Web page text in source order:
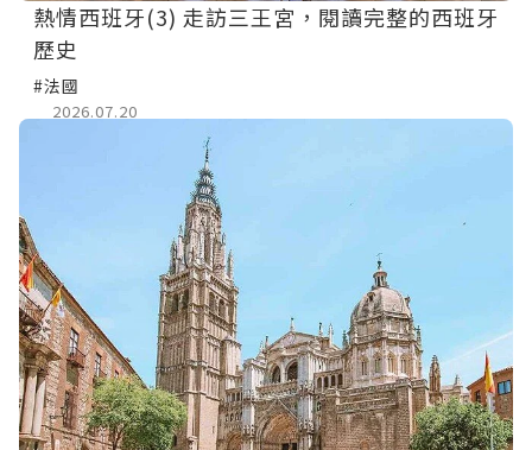
熱情西班牙(3) 走訪三王宮，閱讀完整的西班牙
歷史
#法國
2026.07.20